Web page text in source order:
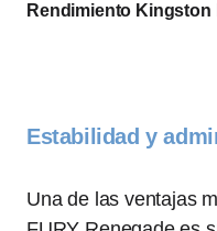
Rendimiento Kingston
Estabilidad y
Una de las ventajas